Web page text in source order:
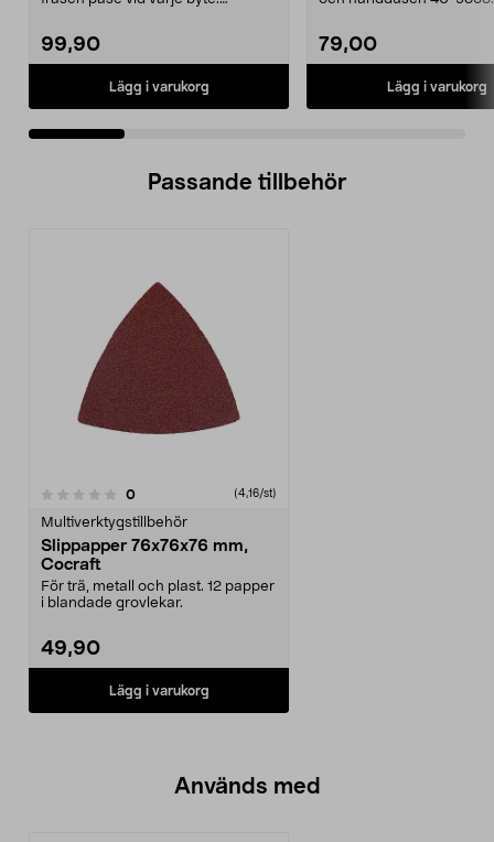
99,90
Lägg i varukorg
79,00
Lägg i varukorg
Passande tillbehör
0recensioner (4,16/st)
Multiverktygstillbehör
Slippapper 76x76x76 mm,
Cocraft
För trä, metall och plast. 12 papper
i blandade grovlekar.
49,90
Lägg i varukorg
Används med